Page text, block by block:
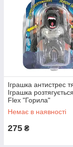
Іграшка антистрес
Іграшка
Flex "Горила"
Немає в наявності
275 ₴